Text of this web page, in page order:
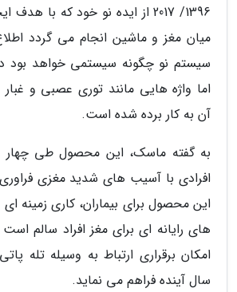
1396/ 2017 از ایده نو خود که با
میان مغز و ماشین انجام می گردد
سیستم نو چگونه سیستمی خواهد بود
اما واژه هایی مانند توری عصبی و
آن به کار برده شده است.
به گفته ماسک، این محصول طی چهار
افرادی با آسیب های شدید مغزی
این محصول برای بیماران، کاری زمینه
های رایانه ای برای مغز افراد سالم
امکان برقراری ارتباط به وسیله تله
سال آینده فراهم می نماید.